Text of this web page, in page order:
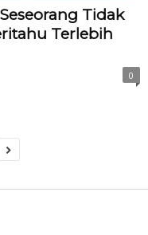
Tidak
Terlebih
0